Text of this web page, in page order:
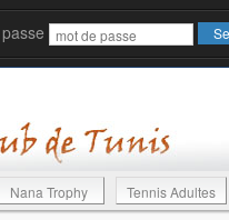
Nana Trophy Tennis Adultes